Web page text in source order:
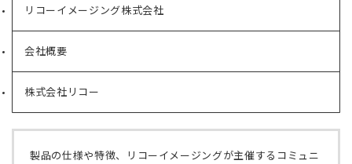
リコーイメージング株式会社
（新
タ
ブ
で
開
く）
会社概要
（新
タ
ブ
で
く）
株式会社リコー
（新
ブ
製品の仕様や特徴、リコーイメージングが主催するコミュニ